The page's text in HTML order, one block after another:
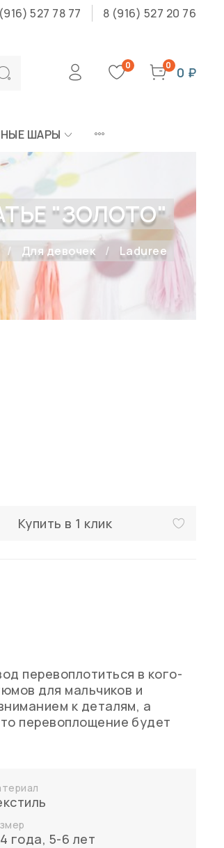
527 78 77 8 (916) 527 20 76
0 0 0 ₽
ШАРЫ
"ЗОЛОТО"
Для девочек Laduree
Купить в 1 клик
перевоплотиться в кого-
для мальчиков и
к деталям, а
перевоплощение будет
года, 5-6 лет